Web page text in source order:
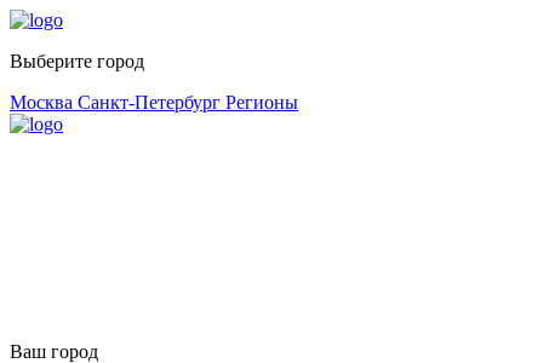
Выберите город
Москва Санкт-Петербург Регионы
Ваш город